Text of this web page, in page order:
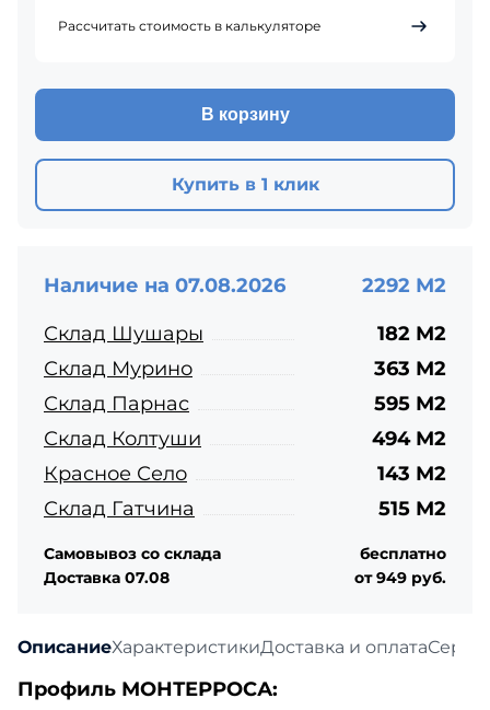
ОписаниеХарактеристикиДоставка и оплата
Профиль МОНТЕРРОСА:
Рассчитать стоимость в калькуляторе
В корзину
Купить в 1 клик
Наличие на 07.08.2026
2292 М2
Склад Шушары
182 М2
Склад Мурино
363 М2
Склад Парнас
595 М2
Склад Колтуши
494 М2
Красное Село
143 М2
Склад Гатчина
515 М2
Самовывоз со склада
бесплатно
Доставка 07.08
от 949 руб.